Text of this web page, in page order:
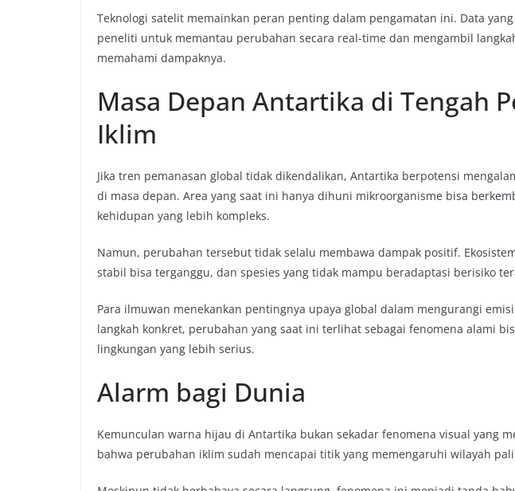
Teknologi satelit memainkan peran penting dalam pengamatan ini. Data
peneliti untuk memantau perubahan secara real-time dan mengambil
memahami dampaknya.
Masa Depan Antartika di Tengah
Iklim
Jika tren pemanasan global tidak dikendalikan, Antartika berpotensi
di masa depan. Area yang saat ini hanya dihuni mikroorganisme bisa
kehidupan yang lebih kompleks.
Namun, perubahan tersebut tidak selalu membawa dampak positif.
stabil bisa terganggu, dan spesies yang tidak mampu beradaptasi berisiko
Para ilmuwan menekankan pentingnya upaya global dalam mengurangi
langkah konkret, perubahan yang saat ini terlihat sebagai fenomena alami
lingkungan yang lebih serius.
Alarm bagi Dunia
Kemunculan warna hijau di Antartika bukan sekadar fenomena visual yang
bahwa perubahan iklim sudah mencapai titik yang memengaruhi wilayah